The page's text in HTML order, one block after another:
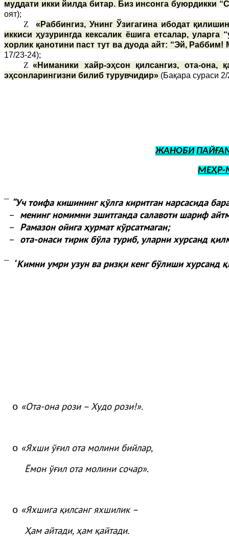
муддати икки йилда битар. Биз инсонга буюрдикки “
оят);
Z
«Раббингиз, Унинг Ўзигагина ибодат
иккиси ҳузурингда кексалик ёшига етсалар, уларга “
хорлик қанотини паст тут ва дуода айт: “Эй,
17/23-24);
Z «Ниманики хайр-эҳсон қилсангиз, ота-
эҳсонларингизни билиб турувчидир» (Бақара сураси
ЖАНОБИ
МЕҲР-
¯ “Уч тоифа кишининг қўлга киритган нарсасида
– менинг номимни эшитганда салавоти шариф
– Рамазон ойига ҳурмат кўрсатмаган;
– ота-онаси тирик бўла туриб, уларни хурсанд
¯ “Кимни умри узун ва ризқи кенг бўлиши хурсанд
o «Ота-она рози– Худо рози!».
o «Яхши ўғил ота молини бийлар,
Ёмон ўғил ота молини сочар».
o «Яхшига қилсанг яхшилик –
Ҳам айтади, ҳам қайтади.